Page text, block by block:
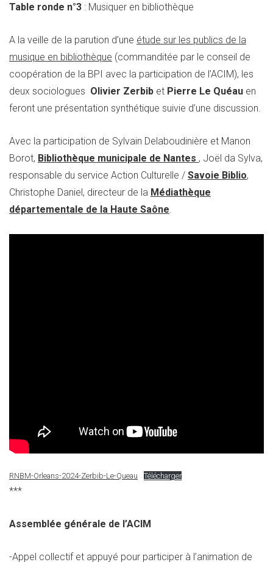
Table ronde n°3 : Musiquer en bibliothèque
A la veille de la parution d’une étude sur les publics de la
musique en bibliothèque (commanditée par le conseil de
coopération de la BPI avec la participation de l’ACIM), les
deux sociologues Olivier Zerbib et Pierre Le Quéau en
feront une présentation synthétique suivie d’une discussion.
Avec la participation de Sylvain Delaboudinière et Manon
Borot, Bibliothèque municipale de Nantes , Joël da Sylva,
responsable du service Action Culturelle / Savoie Biblio,
Christophe Daniel, directeur de la Médiathèque
départementale de la Haute Saône.
RNBM-Orleans-2024-Zerbib-Le-Queau Télécharger
***
Assemblée générale de l’ACIM
-Appel collectif et appuyé pour participer à l’animation de